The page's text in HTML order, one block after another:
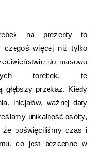
na prezenty to
czegoś więcej niż tylko
do masowo
torebek, te
głębszy przekaz. Kiedy
inicjałów, ważnej daty
unikalność osoby,
że poświęciliśmy czas i
co jest bezcenne w